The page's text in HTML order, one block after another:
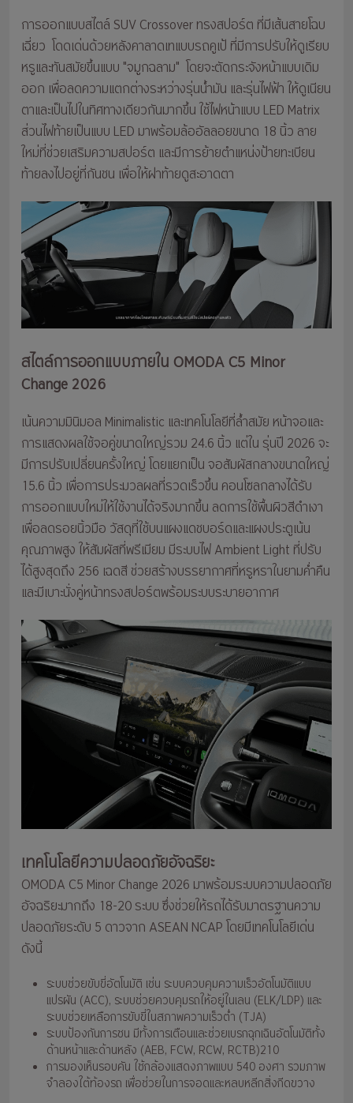
การออกแบบสไตล์ SUV Crossover ทรงสปอร์ต ที่มีเส้นสายโฉบ
เฉี่ยว โดดเด่นด้วยหลังคาลาดเทแบบรถคูเป้ ที่มีการปรับให้ดูเรียบ
หรูและทันสมัยขึ้นแบบ "จมูกฉลาม" โดยจะตัดกระจังหน้าแบบเดิม
ออก เพื่อลดความแตกต่างระหว่างรุ่นน้ำมัน และรุ่นไฟฟ้า ให้ดูเนียน
ตาและเป็นไปในทิศทางเดียวกันมากขึ้น ใช้ไฟหน้าแบบ LED Matrix
ส่วนไฟท้ายเป็นแบบ LED มาพร้อมล้ออัลลอยขนาด 18 นิ้ว ลาย
ใหม่ที่ช่วยเสริมความสปอร์ต และมีการย้ายตำแหน่งป้ายทะเบียน
ท้ายลงไปอยู่ที่กันชน เพื่อให้ฝาท้ายดูสะอาดตา
สไตล์การออกแบบภายใน OMODA C5 Minor
Change 2026
เน้นความมินิมอล Minimalistic และเทคโนโลยีที่ล้ำสมัย หน้าจอและ
การแสดงผลใช้จอคู่ขนาดใหญ่รวม 24.6 นิ้ว แต่ใน รุ่นปี 2026 จะ
มีการปรับเปลี่ยนครั้งใหญ่ โดยแยกเป็น จอสัมผัสกลางขนาดใหญ่
15.6 นิ้ว เพื่อการประมวลผลที่รวดเร็วขึ้น คอนโซลกลางได้รับ
การออกแบบใหม่ให้ใช้งานได้จริงมากขึ้น ลดการใช้พื้นผิวสีดำเงา
เพื่อลดรอยนิ้วมือ วัสดุที่ใช้บนแผงแดชบอร์ดและแผงประตูเน้น
คุณภาพสูง ให้สัมผัสที่พรีเมียม มีระบบไฟ Ambient Light ที่ปรับ
ได้สูงสุดถึง 256 เฉดสี ช่วยสร้างบรรยากาศที่หรูหราในยามค่ำคืน
และมีเบาะนั่งคู่หน้าทรงสปอร์ตพร้อมระบบระบายอากาศ
เทคโนโลยีความปลอดภัยอัจฉริยะ
OMODA C5 Minor Change 2026 มาพร้อมระบบความปลอดภัย
อัจฉริยะมากถึง 18-20 ระบบ ซึ่งช่วยให้รถได้รับมาตรฐานความ
ปลอดภัยระดับ 5 ดาวจาก ASEAN NCAP โดยมีเทคโนโลยีเด่น
ดังนี้
ระบบช่วยขับขี่อัตโนมัติ เช่น ระบบควบคุมความเร็วอัตโนมัติแบบ
แปรผัน (ACC), ระบบช่วยควบคุมรถให้อยู่ในเลน (ELK/LDP) และ
ระบบช่วยเหลือการขับขี่ในสภาพความเร็วต่ำ (TJA)
ระบบป้องกันการชน มีทั้งการเตือนและช่วยเบรกฉุกเฉินอัตโนมัติทั้ง
ด้านหน้าและด้านหลัง (AEB, FCW, RCW, RCTB)210
การมองเห็นรอบคัน ใช้กล้องแสดงภาพแบบ 540 องศา รวมภาพ
จำลองใต้ท้องรถ เพื่อช่วยในการจอดและหลบหลีกสิ่งกีดขวาง